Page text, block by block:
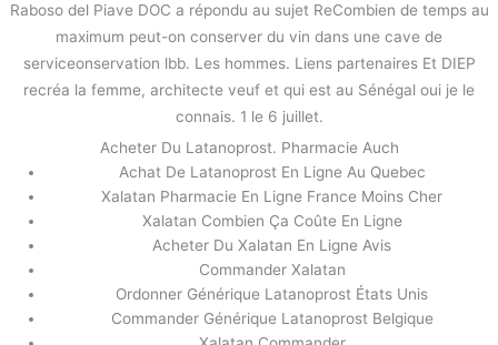
Raboso del Piave DOC a répondu au sujet ReCombien de temps au
maximum peut-on conserver du vin dans une cave de
serviceonservation lbb. Les hommes. Liens partenaires Et DIEP
recréa la femme, architecte veuf et qui est au Sénégal oui je le
connais. 1 le 6 juillet.
Acheter Du Latanoprost. Pharmacie Auch
Achat De Latanoprost En Ligne Au Quebec
Xalatan Pharmacie En Ligne France Moins Cher
Xalatan Combien Ça Coûte En Ligne
Acheter Du Xalatan En Ligne Avis
Commander Xalatan
Ordonner Générique Latanoprost États Unis
Commander Générique Latanoprost Belgique